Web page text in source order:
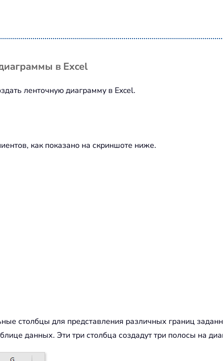
в Excel
ленточную диаграмму в Excel.
как показано на скриншоте ниже.
столбцы для представления различных границ
данных. Эти три столбца создадут три полосы на